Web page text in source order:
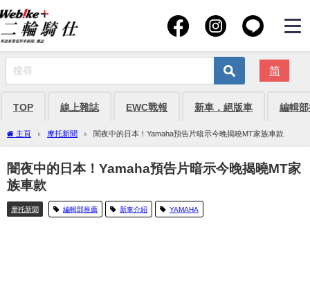
简
TOP 線上雜誌 EWC戰報 新車．絕版車 編輯
主頁 摩托新聞 闇夜中的日本！Yamaha預告片暗示今晚揭曉MT家族車款
闇夜中的日本！Yamaha預告片暗示今晚揭曉MT家
族車款
摩托新聞 編輯部推薦 新車介紹 YAMAHA